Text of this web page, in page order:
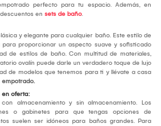
perfecto para tu espacio. Además, en
en sets de baño.
y elegante para cualquier baño. Este estilo de
proporcionar un aspecto suave y sofisticado
de estilos de baño. Con multitud de materiales,
ovalín puede darle un verdadero toque de lujo
de modelos que tenemos para ti y llévate a casa
empotrado.
en oferta:
almacenamiento y sin almacenamiento. Los
o gabinetes para que tengas opciones de
suelen ser idóneos para baños grandes. Para